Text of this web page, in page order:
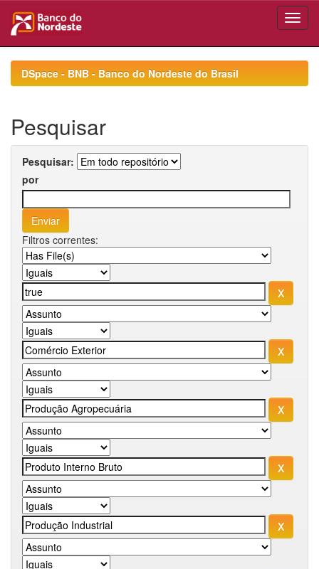
navigationDSpace - BNB - Banco do Nordeste do Brasil
Pesquisar
Pesquisar:
por
Filtros correntes: